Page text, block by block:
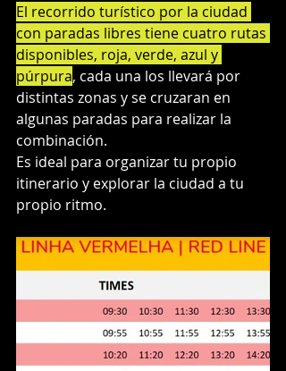
El recorrido turístico por la ciudad
con paradas libres tiene cuatro rutas
disponibles, roja, verde, azul y
púrpura, cada una los llevará por
distintas zonas y se cruzaran en
algunas paradas para realizar la
combinación.
Es ideal para organizar tu propio
itinerario y explorar la ciudad a tu
propio ritmo.